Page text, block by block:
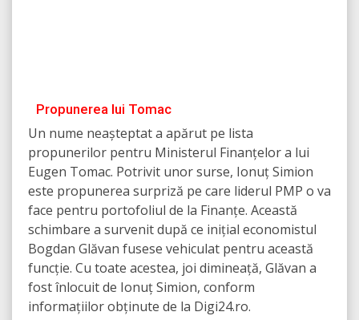
Propunerea lui Tomac
Un nume neașteptat a apărut pe lista
propunerilor pentru Ministerul Finanțelor a lui
Eugen Tomac. Potrivit unor surse, Ionuț Simion
este propunerea surpriză pe care liderul PMP o va
face pentru portofoliul de la Finanțe. Această
schimbare a survenit după ce inițial economistul
Bogdan Glăvan fusese vehiculat pentru această
funcție. Cu toate acestea, joi dimineață, Glăvan a
fost înlocuit de Ionuț Simion, conform
informațiilor obținute de la Digi24.ro.